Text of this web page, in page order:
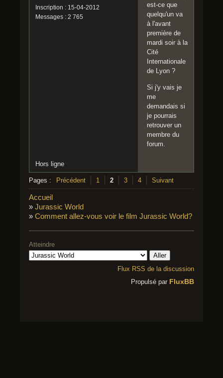
Inscription : 15-04-2012
Messages : 2 765
est-ce que
quelqu'un va
à l'avant
première de
mardi soir à la
Cité
Internationale
de Lyon ?
Si j'y vais je
me
demandais si
je pourrais
retrouver un
membre du
forum.
Hors ligne
Pages : Précédent 1 2 3 4 Suivant
Accueil
» Jurassic World
» Comment allez-vous voir le film Jurassic World?
Atteindre
Flux RSS de la discussion
Propulsé par FluxBB